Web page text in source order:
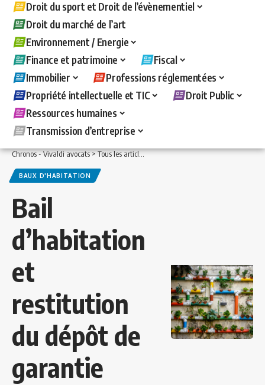
Droit du sport et Droit de l’évènementiel
Droit du marché de l’art
Environnement / Energie
Finance et patrimoine
Fiscal
Immobilier
Professions réglementées
Propriété intellectuelle et TIC
Droit Public
Ressources humaines
Transmission d’entreprise
Chronos - Vivaldi avocats>Tous les articles >Immobilier>Baux d'habitation>
BAUX D'HABITATION
Bail
d’habitation
et
restitution
du dépôt de
garantie